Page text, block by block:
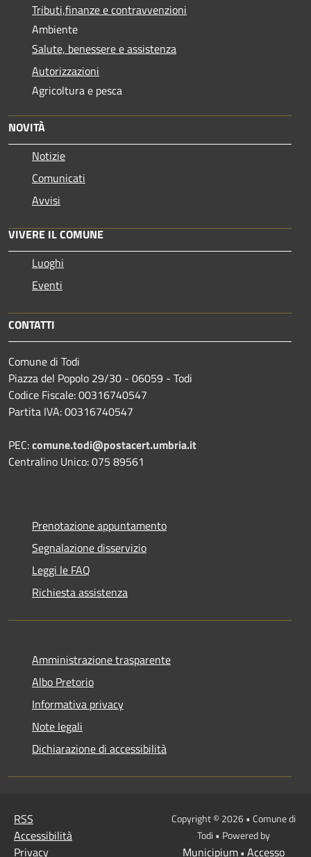
Tributi,finanze e contravvenzioni
Ambiente
Salute, benessere e assistenza
Autorizzazioni
Agricoltura e pesca
NOVITÀ
Notizie
Comunicati
Avvisi
VIVERE IL COMUNE
Luoghi
Eventi
CONTATTI
Comune di Todi
Piazza del Popolo 29/30 - 06059 - Todi
Codice Fiscale: 00316740547
Partita IVA: 00316740547
PEC:comune.todi@postacert.umbria.it
Centralino Unico: 075 89561
Prenotazione appuntamento
Segnalazione disservizio
Leggi le FAQ
Richiesta assistenza
Amministrazione trasparente
Albo Pretorio
Informativa privacy
Note legali
Dichiarazione di accessibilità
RSS
Accessibilità
Privacy
Copyright © 2026 • Comune di
Todi • Powered by
Municipium• Accesso